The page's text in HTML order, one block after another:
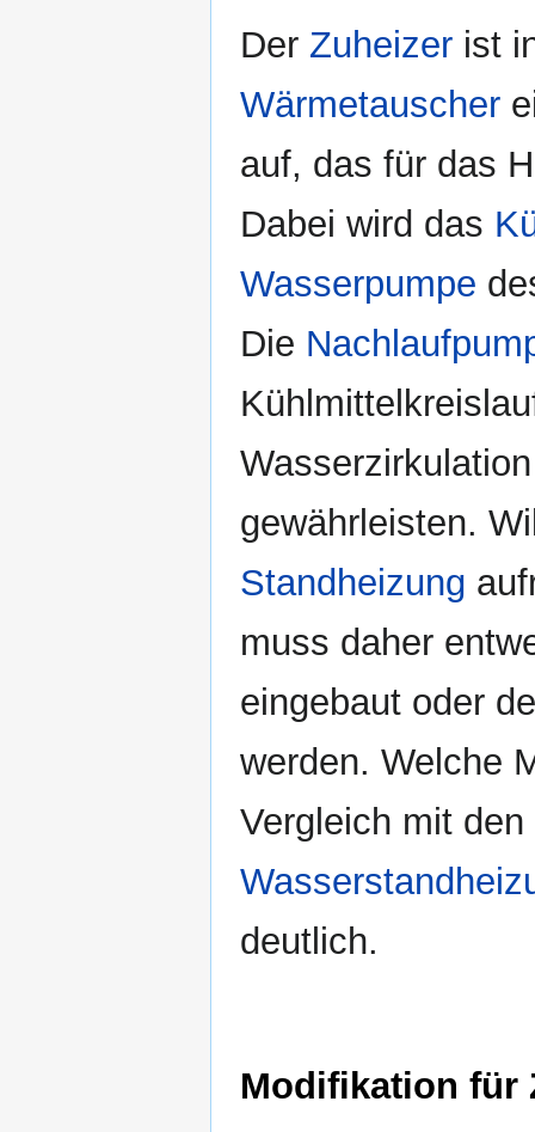
Der Zuheizer ist
Wärmetauscher
auf, das für das
Dabei wird das
Wasserpumpe
Die
gewährleisten.
Standheizung
muss daher
eingebaut oder
werden. Welche
Vergleich mit
deutlich.
Modifikation für